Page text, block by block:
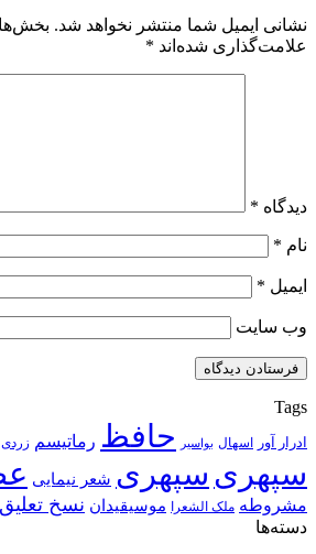
نشانی ایمیل شما منتشر نخواهد شد.
علامت‌گذاری شده‌اند *
دیدگاه *
نام *
ایمیل *
وب‌ سایت
Tags
ادرار آور اسهال بواسیر حافظ رماتیسم زردی
سپهری سپهری شعر نیمایی
مشروطه ملک الشعرا موسیقیدان نسخ تعلیق
دسته‌ها